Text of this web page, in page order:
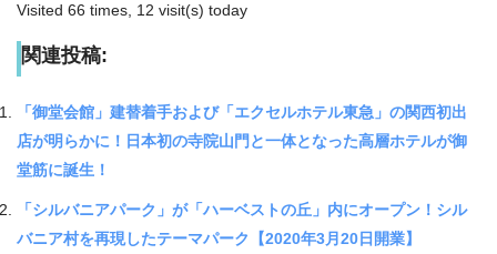
Visited 66 times, 12 visit(s) today
関連投稿:
「御堂会館」建替着手および「エクセルホテル東急」の関西初出
店が明らかに！日本初の寺院山門と一体となった高層ホテルが御
堂筋に誕生！
「シルバニアパーク」が「ハーベストの丘」内にオープン！シル
バニア村を再現したテーマパーク【2020年3月20日開業】